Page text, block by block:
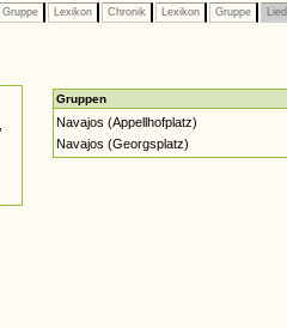
Gruppe Lexikon Chronik Lexikon Gruppe Lied
Gruppen
Navajos (Appellhofplatz)
Navajos (Georgsplatz)